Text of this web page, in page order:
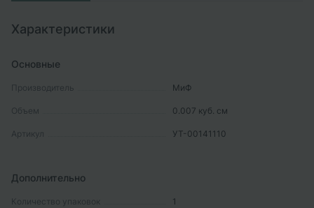
Характеристики
Основные
Производитель МиФ
Объем 0.007 куб. см
Артикул УТ-00141110
Дополнительно
Количество упаковок 1